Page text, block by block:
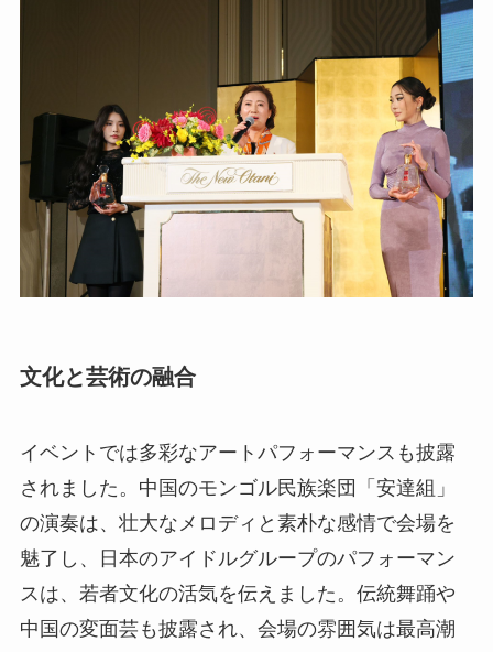
文化と芸術の融合
イベントでは多彩なアートパフォーマンスも披露
されました。中国のモンゴル民族楽団「安達組」
の演奏は、壮大なメロディと素朴な感情で会場を
魅了し、日本のアイドルグループのパフォーマン
スは、若者文化の活気を伝えました。伝統舞踊や
中国の変面芸も披露され、会場の雰囲気は最高潮